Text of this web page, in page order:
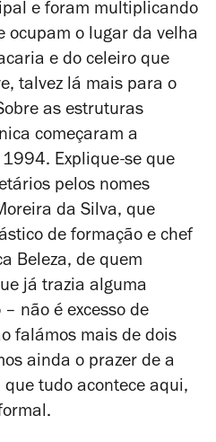
e foram multiplicando
ocupam o lugar da velha
e do celeiro que
talvez lá mais para o
as estruturas
começaram a
Explique-se que
pelos nomes
da Silva, que
de formação e chef
Beleza, de quem
já trazia alguma
não é excesso de
falámos mais de dois
ainda o prazer de a
tudo acontece aqui,